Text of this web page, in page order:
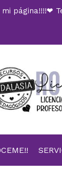
página!!!!❤